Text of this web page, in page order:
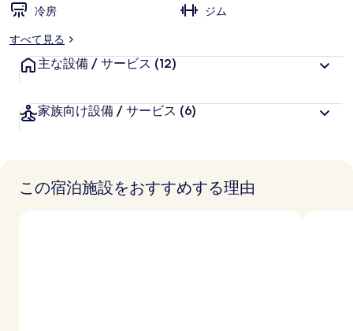
ー
冷房
ジム
すべて見る
主な設備 / サービス (12)
家族向け設備 / サービス (6)
この宿泊施設をおすすめする理由